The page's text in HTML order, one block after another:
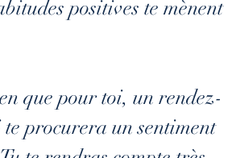
positives te mènent
que pour toi, un rendez-
procurera un sentiment